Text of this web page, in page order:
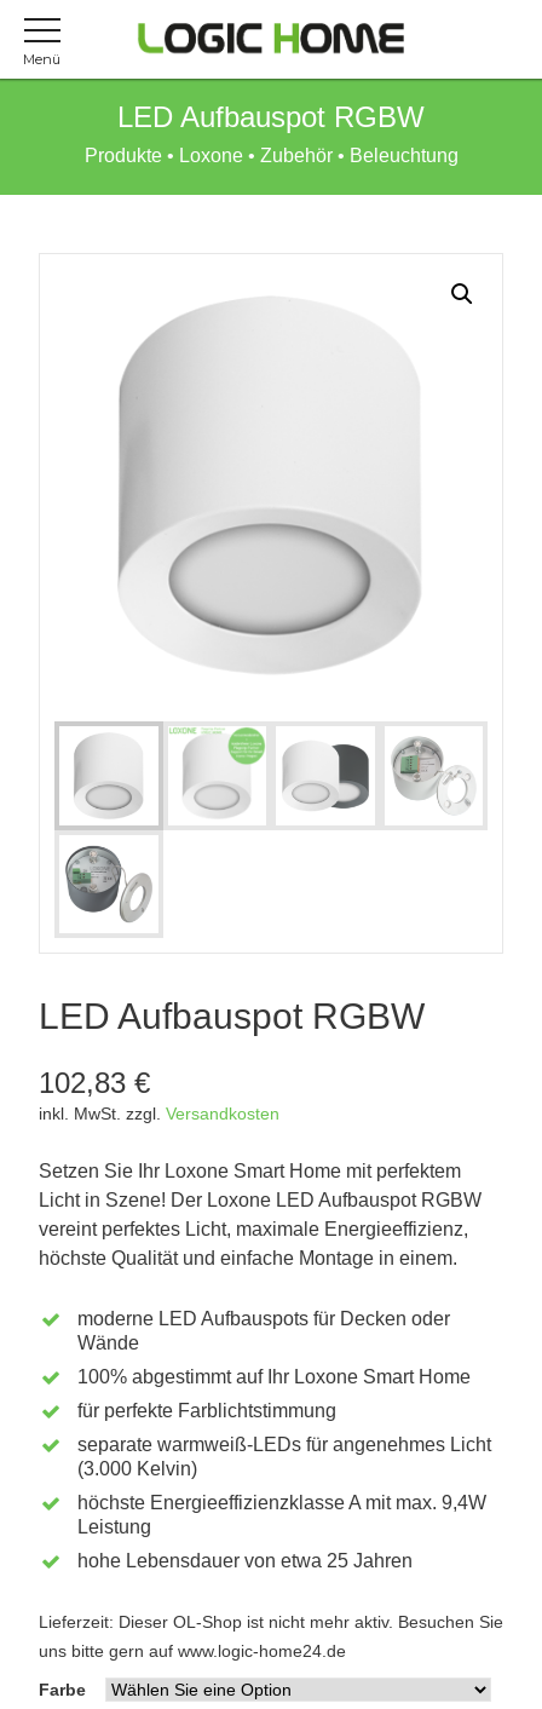
LED Aufbauspot RGBW
Produkte• Loxone• Zubehör• Beleuchtung
LED Aufbauspot RGBW
102,83 €
inkl. MwSt. zzgl. Versandkosten
Setzen Sie Ihr Loxone Smart Home mit perfektem
Licht in Szene! Der Loxone LED Aufbauspot RGBW
vereint perfektes Licht, maximale Energieeffizienz,
höchste Qualität und einfache Montage in einem.
moderne LED Aufbauspots für Decken oder
Wände
100% abgestimmt auf Ihr Loxone Smart Home
für perfekte Farblichtstimmung
separate warmweiß-LEDs für angenehmes Licht
(3.000 Kelvin)
höchste Energieeffizienzklasse A mit max. 9,4W
Leistung
hohe Lebensdauer von etwa 25 Jahren
Lieferzeit: Dieser OL-Shop ist nicht mehr aktiv. Besuchen Sie
uns bitte gern auf www.logic-home24.de
Farbe
Menü